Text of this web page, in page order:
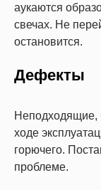
аукаются
свечах. Не
остановится.
Дефекты
Неподходящие,
ходе
горючего.
проблеме.